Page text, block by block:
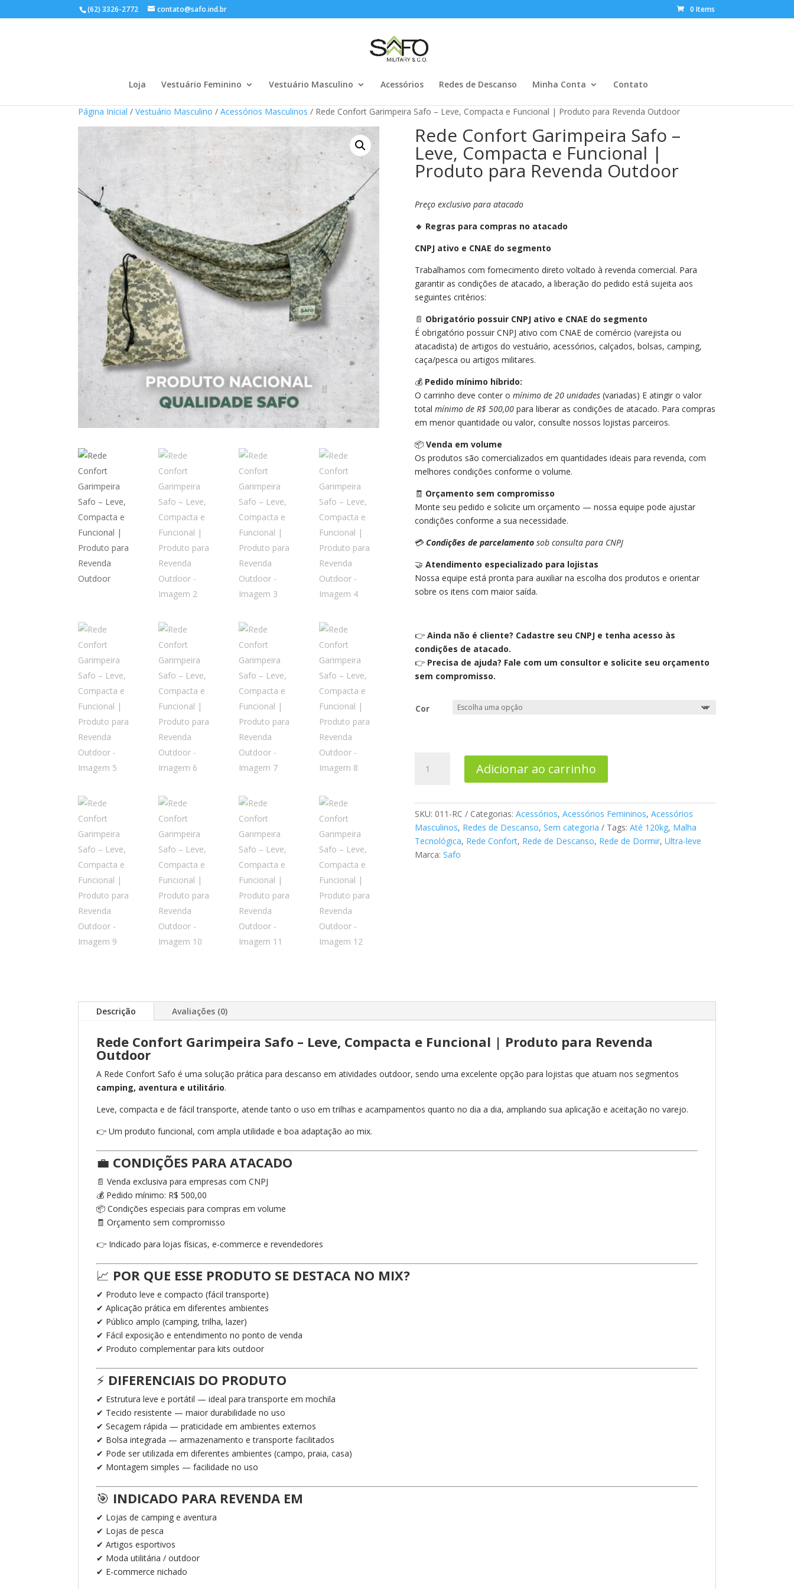
(62) 3326-2772 contato@safo.ind.br 0 Items
Loja Vestuário Feminino Vestuário Masculino Acessórios Redes de Descanso Minha Conta Contato
Página Inicial / Vestuário Masculino / Acessórios Masculinos / Rede Confort Garimpeira Safo – Leve, Compacta e Funcional | Produto para Revenda Outdoor
Rede Confort Garimpeira Safo –
Leve, Compacta e Funcional |
Produto para Revenda Outdoor
Preço exclusivo para atacado
🔹 Regras para compras no atacado
CNPJ ativo e CNAE do segmento
Trabalhamos com fornecimento direto voltado à revenda comercial. Para
garantir as condições de atacado, a liberação do pedido está sujeita aos
seguintes critérios:
📄 Obrigatório possuir CNPJ ativo e CNAE do segmento
É obrigatório possuir CNPJ ativo com CNAE de comércio (varejista ou
atacadista) de artigos do vestuário, acessórios, calçados, bolsas, camping,
caça/pesca ou artigos militares.
💰 Pedido mínimo híbrido:
O carrinho deve conter o mínimo de 20 unidades(variadas) E atingir o valor
total mínimo de R$ 500,00para liberar as condições de atacado. Para compras
em menor quantidade ou valor, consulte nossos lojistas parceiros.
📦 Venda em volume
Os produtos são comercializados em quantidades ideais para revenda, com
melhores condições conforme o volume.
🧾 Orçamento sem compromisso
Monte seu pedido e solicite um orçamento — nossa equipe pode ajustar
condições conforme a sua necessidade.
💳 Condições de parcelamentosob consulta para CNPJ
🤝 Atendimento especializado para lojistas
Nossa equipe está pronta para auxiliar na escolha dos produtos e orientar
sobre os itens com maior saída.
👉 Ainda não é cliente? Cadastre seu CNPJ e tenha acesso às
condições de atacado.
👉 Precisa de ajuda? Fale com um consultor e solicite seu orçamento
sem compromisso.
Cor
Confort
–
Leve,
Compacta
e
Adicionar ao carrinho
SKU: 011-RC Categorias: Acessórios, Acessórios Femininos, Acessórios
Masculinos, Redes de Descanso, Sem categoria Tags: Até 120kg, Malha
Tecnológica, Rede Confort, Rede de Descanso, Rede de Dormir, Ultra-leve
Marca: Safo
Descrição Avaliações (0)
Rede Confort Garimpeira Safo – Leve, Compacta e Funcional | Produto para Revenda
Outdoor
A Rede Confort Safo é uma solução prática para descanso em atividades outdoor, sendo uma excelente opção para lojistas que atuam nos segmentos
camping, aventura e utilitário.
Leve, compacta e de fácil transporte, atende tanto o uso em trilhas e acampamentos quanto no dia a dia, ampliando sua aplicação e aceitação no varejo.
👉 Um produto funcional, com ampla utilidade e boa adaptação ao mix.
💼 CONDIÇÕES PARA ATACADO
📄 Venda exclusiva para empresas com CNPJ
💰 Pedido mínimo: R$ 500,00
📦 Condições especiais para compras em volume
🧾 Orçamento sem compromisso
👉 Indicado para lojas físicas, e-commerce e revendedores
📈 POR QUE ESSE PRODUTO SE DESTACA NO MIX?
✔ Produto leve e compacto (fácil transporte)
✔ Aplicação prática em diferentes ambientes
✔ Público amplo (camping, trilha, lazer)
✔ Fácil exposição e entendimento no ponto de venda
✔ Produto complementar para kits outdoor
⚡ DIFERENCIAIS DO PRODUTO
✔ Estrutura leve e portátil — ideal para transporte em mochila
✔ Tecido resistente — maior durabilidade no uso
✔ Secagem rápida — praticidade em ambientes externos
✔ Bolsa integrada — armazenamento e transporte facilitados
✔ Pode ser utilizada em diferentes ambientes (campo, praia, casa)
✔ Montagem simples — facilidade no uso
🎯 INDICADO PARA REVENDA EM
✔ Lojas de camping e aventura
✔ Lojas de pesca
✔ Artigos esportivos
✔ Moda utilitária / outdoor
✔ E-commerce nichado